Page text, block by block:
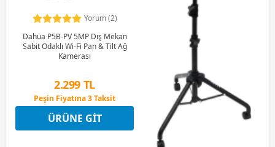
Yorum (2)
Dahua P5B-PV 5MP Dış Mekan
Sabit Odaklı Wi-Fi Pan & Tilt Ağ
Kamerası
2.299 TL
Peşin Fiyatına 3 Taksit
4 Ay x 638 TL taksitle
Peşin Fiyatına 3 Taksit
ÜRÜNE GIT